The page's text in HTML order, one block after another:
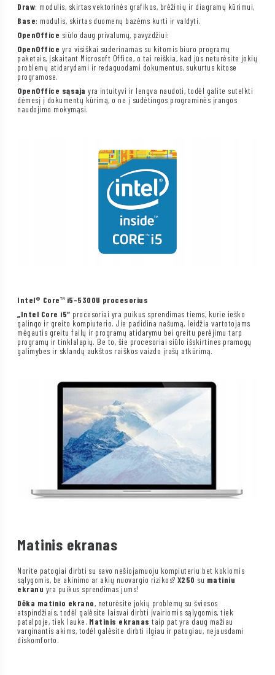
Draw: modulis, skirtas vektorinės grafikos, brėžinių ir diagramų kūrimui,
Base: modulis, skirtas duomenų bazėms kurti ir valdyti.
OpenOffice siūlo daug privalumų, pavyzdžiui:
OpenOffice yra visiškai suderinamas su kitomis biuro programų
paketais, įskaitant Microsoft Office, o tai reiškia, kad jūs neturėsite jokių
problemų atidarydami ir redaguodami dokumentus, sukurtus kitose
programose.
OpenOffice sąsaja yra intuityvi ir lengva naudoti, todėl galite sutelkti
dėmesį į dokumentų kūrimą, o ne į sudėtingos programinės įrangos
naudojimo mokymąsi.
Intel® Core™ i5-5300U procesorius
„Intel Core i5“ procesoriai yra puikus sprendimas tiems, kurie ieško
galingo ir greito kompiuterio. Jie padidina našumą, leidžia vartotojams
mėgautis greitu failų ir programų atidarymu bei greitu perėjimu tarp
programų ir tinklalapių. Be to, šie procesoriai siūlo išskirtines pramogų
galimybes ir sklandų aukštos raiškos vaizdo įrašų atkūrimą.
Matinis ekranas
Norite patogiai dirbti su savo nešiojamuoju kompiuteriu bet kokiomis
sąlygomis, be akinimo ar akių nuovargio rizikos? X250 su matiniu
ekranu yra puikus sprendimas jums!
Dėka matinio ekrano, neturėsite jokių problemų su šviesos
atspindžiais, todėl galėsite laisvai dirbti įvairiomis sąlygomis, tiek
patalpoje, tiek lauke. Matinis ekranas taip pat yra daug mažiau
varginantis akims, todėl galėsite dirbti ilgiau ir patogiau, nejausdami
diskomforto.